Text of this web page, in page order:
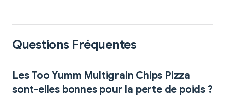
Questions Fréquentes
Les Too Yumm Multigrain Chips Pizza
sont-elles bonnes pour la perte de poids ?